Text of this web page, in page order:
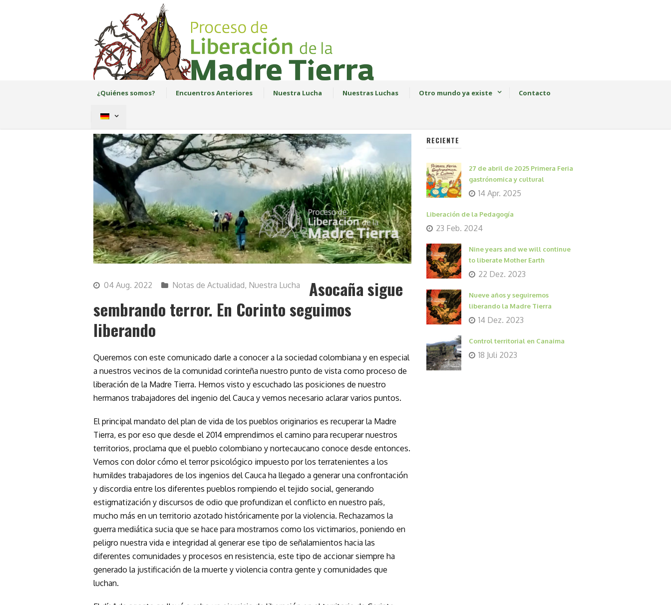
¿Quiénes somos? Encuentros Anteriores Nuestra Lucha Nuestras Luchas Otro mundo ya existe Contacto
04 Aug. 2022 Notas de Actualidad, Nuestra Lucha
Asocaña sigue
sembrando terror. En Corinto seguimos
liberando
Queremos con este comunicado darle a conocer a la sociedad colombiana y en especial
a nuestros vecinos de la comunidad corinteña nuestro punto de vista como proceso de
liberación de la Madre Tierra. Hemos visto y escuchado las posiciones de nuestro
hermanos trabajadores del ingenio del Cauca y vemos necesario aclarar varios puntos.
El principal mandato del plan de vida de los pueblos originarios es recuperar la Madre
Tierra, es por eso que desde el 2014 emprendimos el camino para recuperar nuestros
territorios, proclama que el pueblo colombiano y nortecaucano conoce desde entonces.
Vemos con dolor cómo el terror psicológico impuesto por los terratenientes a los
humildes trabajadores de los ingenios del Cauca ha llegado a generar una confrontación
y discordia entre los diferentes pueblos rompiendo el tejido social, generando
estigmatización y discursos de odio que profundizan el conflicto en nuestro país,
mucho más en un territorio azotado históricamente por la violencia. Rechazamos la
guerra mediática sucia que se hace para mostrarnos como los victimarios, poniendo en
peligro nuestra vida e integridad al generar ese tipo de señalamientos hacia las
diferentes comunidades y procesos en resistencia, este tipo de accionar siempre ha
generado la justificación de la muerte y violencia contra gente y comunidades que
luchan.
RECIENTE
27 de abril de 2025 Primera Feria
gastrónomica y cultural
14 Apr. 2025
Liberación de la Pedagogía
23 Feb. 2024
Nine years and we will continue
to liberate Mother Earth
22 Dez. 2023
Nueve años y seguiremos
liberando la Madre Tierra
14 Dez. 2023
Control territorial en Canaima
18 Juli 2023